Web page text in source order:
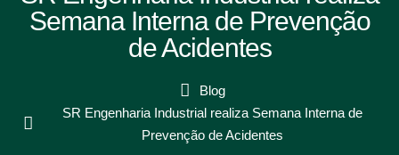
Semana Interna de Prevenção
de Acidentes
Blog
SR Engenharia Industrial realiza Semana Interna de
Prevenção de Acidentes